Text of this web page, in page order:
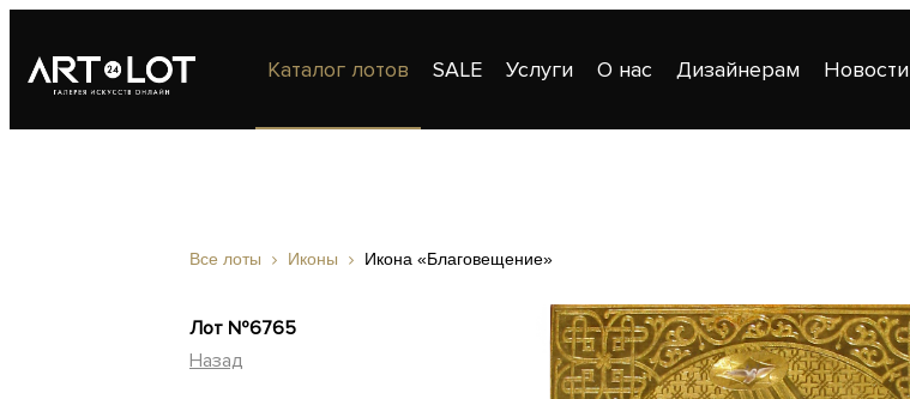
Каталог лотов SALE Услуги О нас Дизайнерам Новости
Все лоты Иконы Икона «Благовещение»
Лот №6765
Назад